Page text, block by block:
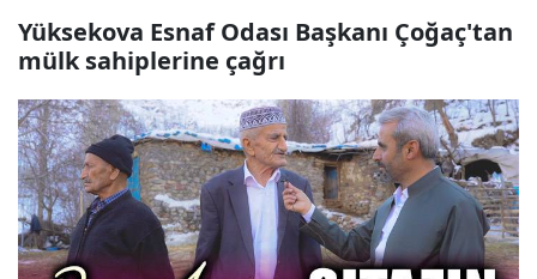
Yüksekova Esnaf Odası Başkanı Çoğaç'tan
mülk sahiplerine çağrı